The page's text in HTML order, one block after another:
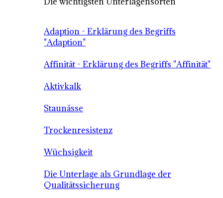
Adaption - Erklärung des Begriffs
"Adaption"
Affinität - Erklärung des Begriffs "Affinität"
Aktivkalk
Staunässe
Trockenresistenz
Wüchsigkeit
Die Unterlage als Grundlage der
Qualitätssicherung